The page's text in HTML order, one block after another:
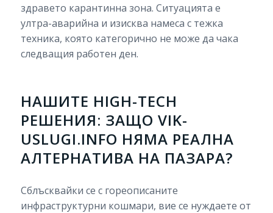
здравето карантинна зона. Ситуацията е
ултра-аварийна и изисква намеса с тежка
техника, която категорично не може да чака
следващия работен ден.
НАШИТЕ HIGH-TECH
РЕШЕНИЯ: ЗАЩО VIK-
USLUGI.INFO НЯМА РЕАЛНА
АЛТЕРНАТИВА НА ПАЗАРА?
Сблъсквайки се с гореописаните
инфраструктурни кошмари, вие се нуждаете от